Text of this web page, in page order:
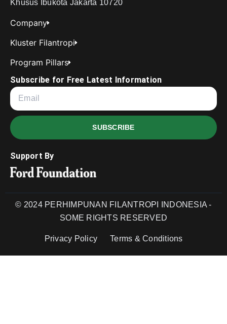
Khusus Ibukota Jakarta 10720
Company
Kluster Filantropi
Program Pillars
Subscribe for Free Latest Information
SUBSCRIBE
Support By
© 2024 PERHIMPUNAN FILANTROPI INDONESIA -
SOME RIGHTS RESERVED
Privacy Policy Terms & Conditions